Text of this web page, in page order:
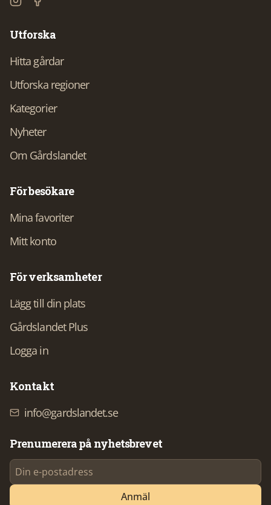
Utforska
Hitta gårdar
Utforska regioner
Kategorier
Nyheter
Om Gårdslandet
För besökare
Mina favoriter
Mitt konto
För verksamheter
Lägg till din plats
Gårdslandet Plus
Logga in
Kontakt
info@gardslandet.se
Prenumerera på nyhetsbrevet
Anmäl